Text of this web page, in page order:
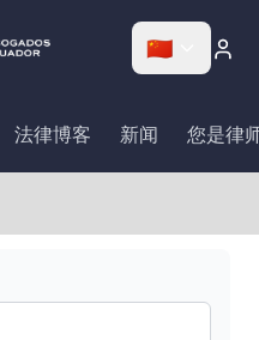
🇨🇳
法律博客 新闻 您是律